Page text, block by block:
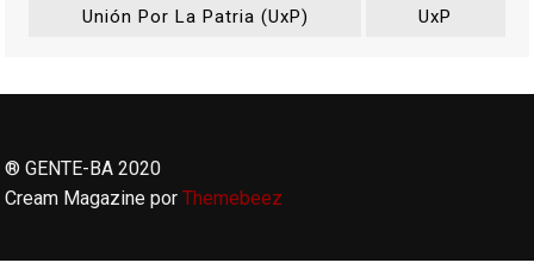
Unión Por La Patria (UxP) UxP
® GENTE-BA 2020
Cream Magazine porThemebeez